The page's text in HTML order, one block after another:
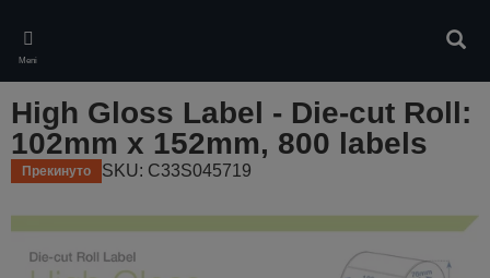
main
content
Meni
High Gloss Label - Die-cut Roll:
102mm x 152mm, 800 labels
Прекинуто SKU: C33S045719